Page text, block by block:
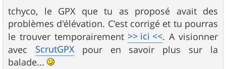
s
s
a
g
e
tchyco, le GPX que tu as proposé avait des
problèmes d'élévation. C'est corrigé et tu pourras
le trouver temporairement >> ici <<. A visionner
avec ScrutGPXpour en savoir plus sur la
balade...